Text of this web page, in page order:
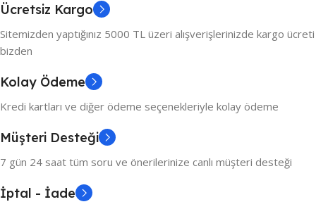
Ücretsiz Kargo
Sitemizden yaptığınız 5000 TL üzeri alışverişlerinizde kargo ücreti
bizden
Kolay Ödeme
Kredi kartları ve diğer ödeme seçenekleriyle kolay ödeme
Müşteri Desteği
7 gün 24 saat tüm soru ve önerilerinize canlı müşteri desteği
İptal - İade